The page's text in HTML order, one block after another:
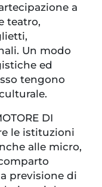
a
teatro,
Un modo
ed
tengono
DI
le istituzioni
alle micro,
previsione di